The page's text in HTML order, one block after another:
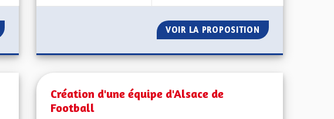
UN PARTENAIRE AVEC SES PAIRS VOIR LA PROPOSITION JEUNESSE -
Création d'une équipe d'Alsace de
Football